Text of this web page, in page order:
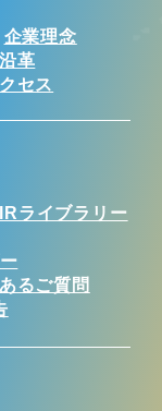
企業理念
革
セス
IRライブラリー
るご質問